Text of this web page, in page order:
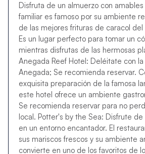
Disfruta de un almuerzo con
familiar es famoso por su ambiente
de las mejores frituras de caracol
Es un lugar perfecto para tomar un
mientras disfrutas de las hermosas
Anegada Reef Hotel: Deléitate con
Anegada; Se recomienda reservar.
exquisita preparación de la famosa
este hotel ofrece un ambiente
Se recomienda reservar para no
local. Potter's by the Sea: Disfrute de
en un entorno encantador. El
sus mariscos frescos y su ambiente
convierte en uno de los favoritos de